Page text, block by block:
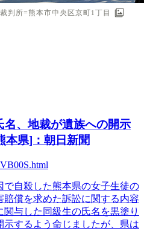
名、地裁が遺族への開示
県]：朝日新聞
で自殺した熊本県の女子生徒の
償を求めた訴訟に関する内容
与した同級生の氏名を黒塗り
するよう命じましたが、県は